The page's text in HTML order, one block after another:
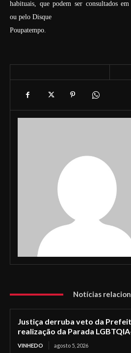
habituais, que podem ser consultados em
ou pelo Disque
Poupatempo.
Notícias
Justiça derruba veto da
realização da Parada
VINHEDO agosto 5, 2026